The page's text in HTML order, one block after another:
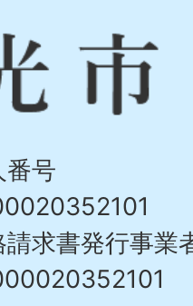
番号
請求書発行事業